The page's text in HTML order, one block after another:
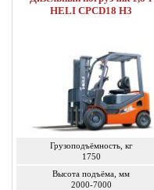
HELI CPСD18 H3
Грузоподъёмность, кг
1750
Высота подъёма, мм
2000-7000